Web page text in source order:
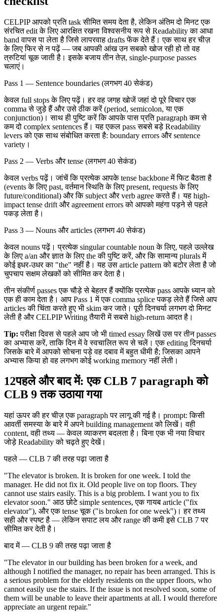
CELPIP आपको प्रति task सीमित समय देता है, लेकिन अंतिम दो मिनट एक
संरचित edit के लिए आरक्षित रखना विश्वसनीय रूप से Readability का आधा
band वापस पा लेता है जिसे लापरवाह drafts फेंक देते हैं। एक साथ हर चीज़
के लिए फिर से न पढ़ें — जब आपकी आंख उन सबको खोज रही हो तो वह
त्रुटियां चूक जाती है। इसके बजाय तीन तेज़, single-purpose passes
चलाएं।
Pass 1 — Sentence boundaries (लगभग 40 सेकंड)
केवल full stops के लिए पढ़ें। हर वह जगह खोजें जहां दो पूरे विचार एक
comma से जुड़े हैं और उसे ठीक करें (period, semicolon, या एक
conjunction)। साथ ही पुष्टि करें कि आपके पास प्रति paragraph कम से
कम दो complex sentences हैं। यह एकल pass सबसे बड़े Readability
levers को एक साथ संबोधित करता है: boundary errors और sentence
variety।
Pass 2 — Verbs और tense (लगभग 40 सेकंड)
केवल verbs पढ़ें। जांचें कि प्रत्येक आपके tense backbone में फिट बैठता है
(events के लिए past, वर्तमान स्थिति के लिए present, requests के लिए
future/conditional) और कि subject और verb agree करते हैं। यह high-
impact tense drift और agreement errors को आपको महंगा पड़ने से पहले
पकड़ लेता है।
Pass 3 — Nouns और articles (लगभग 40 सेकंड)
केवल nouns पढ़ें। प्रत्येक singular countable noun के लिए, पहले उल्लेख
के लिए a/an और ज्ञात के लिए the की पुष्टि करें, और कि सामान्य plurals में
कोई इधर-उधर का "the" नहीं है। यह उस article pattern को बटोर लेता है जो
चुपचाप सक्षम लेखकों को सीमित कर देता है।
तीन संकीर्ण passes एक चौड़े से बेहतर हैं क्योंकि प्रत्येक pass आपके ध्यान को
एक ही काम देता है। आप Pass 1 में एक comma splice पकड़ लेते हैं जिसे आप
articles की चिंता करते हुए भी skim कर जाते। पूरी दिनचर्या लगभग दो मिनट
लेती है और CELPIP Writing तैयारी में सबसे high-return आदत है।
Tip: परीक्षा दिवस से पहले आप जो भी timed essay लिखें उस पर तीन passes
का अभ्यास करें, ताकि दिन में वे स्वचालित रूप से चलें। एक editing दिनचर्या
जिसके बारे में आपको सोचना पड़े वह दबाव में बहुत धीमी है; जिसका आपने
अभ्यास किया हो वह लगभग कोई working memory नहीं लेती।
12पहले और बाद में: एक CLB 7 paragraph को
CLB 9 तक उठाया गया
यहां ऊपर की हर चीज़ एक paragraph पर लागू की गई है। prompt: किसी
आवर्ती समस्या के बारे में अपने building management को लिखें। वही
content, वही तथ्य — केवल व्याकरण बदलता है। बिना एक भी नया विचार
जोड़े Readability को चढ़ते हुए देखें।
पहले — CLB 7 की तरह पढ़ा जाता है
"The elevator is broken. It is broken for one week. I told the
manager. He did not fix it. Old people live on top floors. They
cannot use stairs easily. This is a big problem. I want you to fix
elevator soon." आठ छोटे simple sentences, एक गायब article ("fix
elevator"), और एक tense चूक ("is broken for one week")। हर तथ्य
सही और स्पष्ट है — लेकिन सपाट लय और range की कमी इसे CLB 7 पर
सीमित कर देती है।
बाद में — CLB 9 की तरह पढ़ा जाता है
"The elevator in our building has been broken for a week, and
although I notified the manager, no repair has been arranged. This is
a serious problem for the elderly residents on the upper floors, who
cannot easily use the stairs. If the issue is not resolved soon, some of
them will be unable to leave their apartments at all. I would therefore
appreciate an urgent repair."